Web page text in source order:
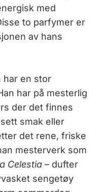
med
to parfymer er
av hans
har en stor
har på mesterlig
der det finnes
smak eller
det rene, friske
mesterverk som
Celestia– dufter
sengetøy